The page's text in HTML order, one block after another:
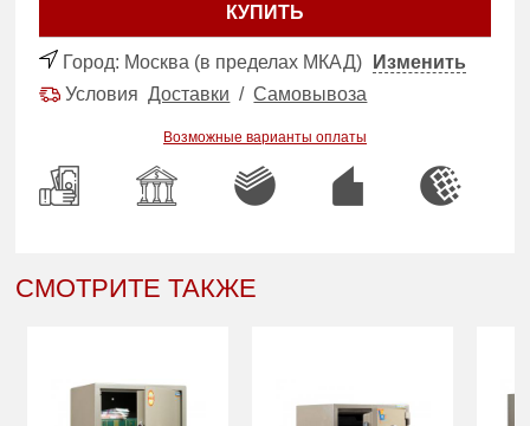
КУПИТЬ
Город: Москва (в пределах МКАД)
Изменить
УсловияДоставки /Самовывоза
Возможные варианты оплаты
СМОТРИТЕ ТАКЖЕ